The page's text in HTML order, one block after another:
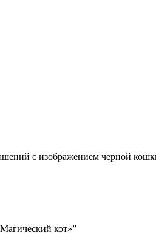
с изображением черной
кот»”